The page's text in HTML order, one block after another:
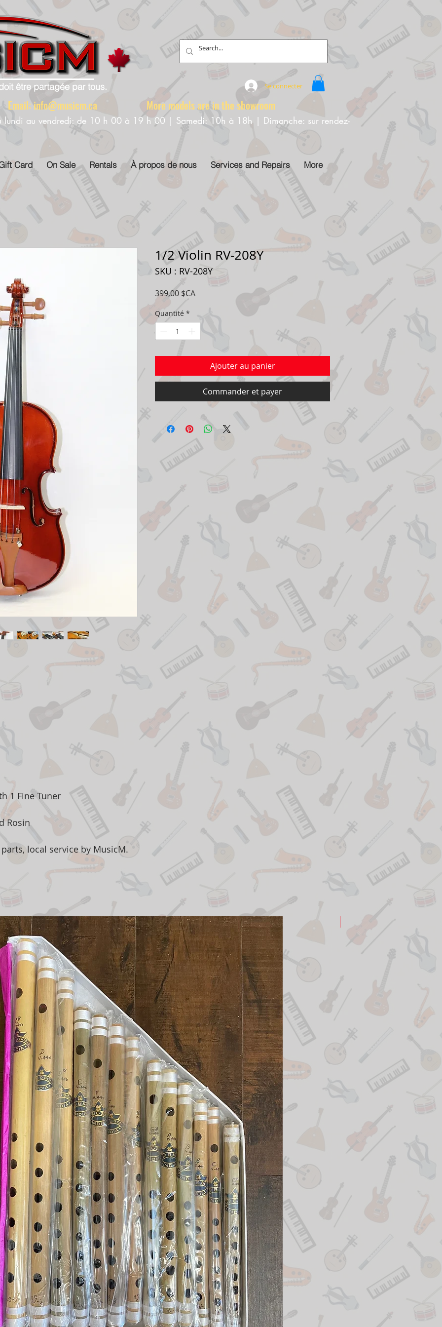
être partagée par tous. Se connecter
Email:info@musicm.ca More models are in the showroom
lundi au vendredi: de 10 h 00 à 19 h 00 | Samedi: 10h à 18h | Dimanche: sur rendez-
Card On Sale Rentals À propos de nous Services and Repairs More
1 Fine Tuner
Rosin
local service by MusicM.
1/2 Violin RV-208Y
SKU : RV-208Y
399,00 $CAPrix
Quantité *
Ajouter au panier
Commander et payer